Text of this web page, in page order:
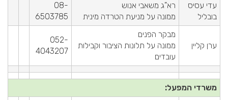
עדי עסיס
בובליל
רא"ג משאבי אנוש
ממונה על מניעת הטרדה מינית
08-
6503785
ערן קליין
מבקר הפנים
ממונה על תלונות הציבור וקבילות
עובדים
052-
4043207
משרדי המפעל: